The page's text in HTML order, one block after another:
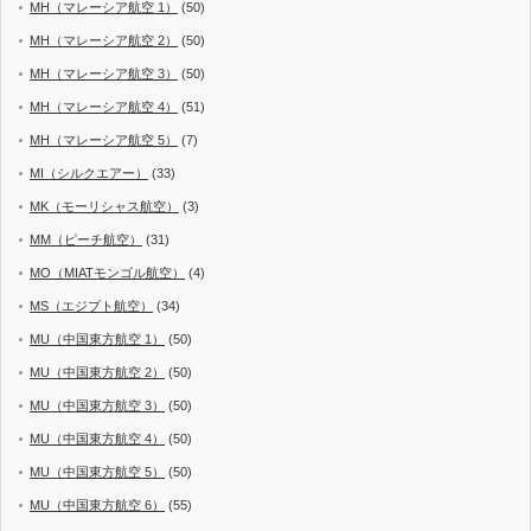
MH（マレーシア航空 1） (50)
MH（マレーシア航空 2） (50)
MH（マレーシア航空 3） (50)
MH（マレーシア航空 4） (51)
MH（マレーシア航空 5） (7)
MI（シルクエアー） (33)
MK（モーリシャス航空） (3)
MM（ピーチ航空） (31)
MO（MIATモンゴル航空） (4)
MS（エジプト航空） (34)
MU（中国東方航空 1） (50)
MU（中国東方航空 2） (50)
MU（中国東方航空 3） (50)
MU（中国東方航空 4） (50)
MU（中国東方航空 5） (50)
MU（中国東方航空 6） (55)